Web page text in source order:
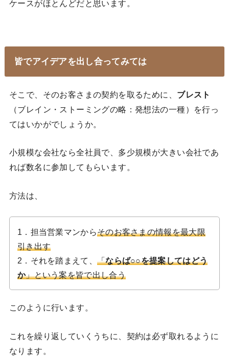
ケースがほとんどだと思います。
皆でアイデアを出し合ってみては
そこで、そのお客さまの契約を取るために、 ブレスト
（ブレイン・ストーミングの略：発想法の一種）を行っ
てはいかがでしょうか。
小規模な会社なら全社員で、多少規模が大きい会社であ
れば数名に参加してもらいます。
方法は、
1．担当営業マンからそのお客さまの情報を最大限
引き出す
2．それを踏まえて、 「ならば○○を提案してはどう
か」という案を皆で出し合う
このように行います。
これを繰り返していくうちに、契約は必ず取れるように
なります。